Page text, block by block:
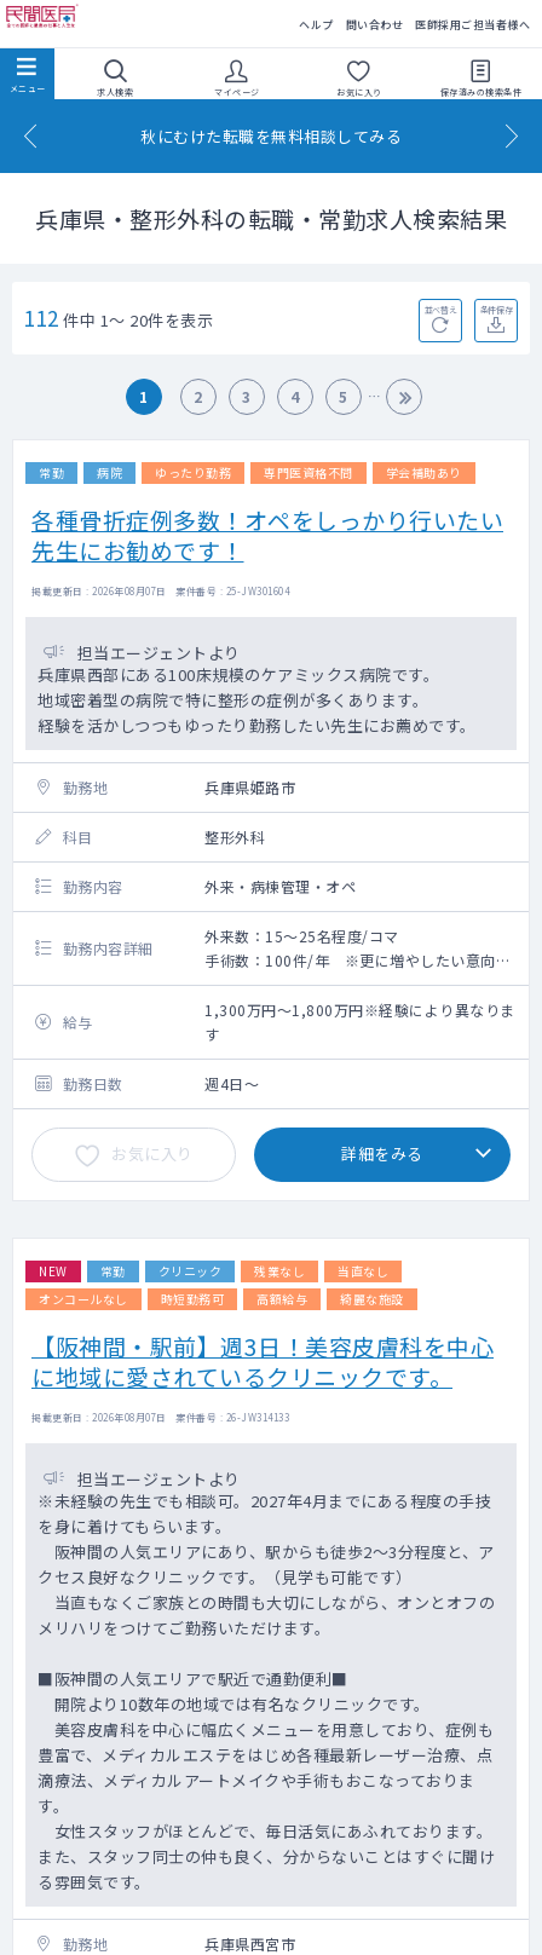
ヘルプ 問い合わせ 医師採用ご担当者様へ
求人検索 マイページ お気に入り 保存済みの検索条件
秋にむけた転職を無料相談してみる
兵庫県・整形外科の転職・常勤求人検索結果
112 件中 1～ 20件を表示 並べ替え 条件保存
1 2 3 4 5
常勤 病院 ゆったり勤務 専門医資格不問 学会補助あり
各種骨折症例多数！オペをしっかり行いたい
先生にお勧めです！
掲載更新日 : 2026年08月07日 案件番号 : 25-JW301604
担当エージェントより
兵庫県西部にある100床規模のケアミックス病院です。
地域密着型の病院で特に整形の症例が多くあります。
経験を活かしつつもゆったり勤務したい先生にお薦めです。
勤務地 兵庫県姫路市
科目 整形外科
勤務内容 外来・病棟管理・オペ
勤務内容詳細
外来数：15～25名程度/コマ
手術数：100件/年 ※更に増やしたい意向で
す
【業務内容】
整形外科外来・病棟管理・オペ（応相談）を
お願いします。
外来：週1～2コマ
※外来患者数：15～25名程度/コマ
病棟管理：
受け持ち患者数 30～40名程度（落ち着いた
患者様ばかりです）
※患者様は地域の高齢者が殆どです。
人工関節のオペや大腿骨の骨折のオペなどを
行っています。
たい意向があれば、
先生のペースでオペをすることが可能です。
【当直・オンコール】
当直は無の相談も可能です。
オンコールは原則当直医が対応しますが、主
治医としての相談があれば電話対応をお願い
します。
オペをして頂ける先生は歓迎いたしますが、
オペ無を希望のドクターもまずはお問合せ下
さい。
給与
1,300万円～1,800万円※経験により異なりま
す
勤務日数 週4日～
お気に入り 詳細をみる
NEW 常勤 クリニック 残業なし
当直なし
オンコールなし
時短勤務可 高額給与 綺麗な施設
【阪神間・駅前】週3日！美容皮膚科を中心
に地域に愛されているクリニックです。
掲載更新日 : 2026年08月07日 案件番号 : 26-JW314133
担当エージェントより
※未経験の先生でも相談可。2027年4月までにある程度の手技
を身に着けてもらいます。
阪神間の人気エリアにあり、駅からも徒歩2～3分程度と、ア
クセス良好なクリニックです。（見学も可能です）
当直もなくご家族との時間も大切にしながら、オンとオフの
メリハリをつけてご勤務いただけます。
■阪神間の人気エリアで駅近で通勤便利■
開院より10数年の地域では有名なクリニックです。
美容皮膚科を中心に幅広くメニューを用意しており、症例も
豊富で、メディカルエステをはじめ各種最新レーザー治療、点
滴療法、メディカルアートメイクや手術もおこなっておりま
す。
女性スタッフがほとんどで、毎日活気にあふれております。
また、スタッフ同士の仲も良く、分からないことはすぐに聞け
る雰囲気です。
勤務地 兵庫県西宮市